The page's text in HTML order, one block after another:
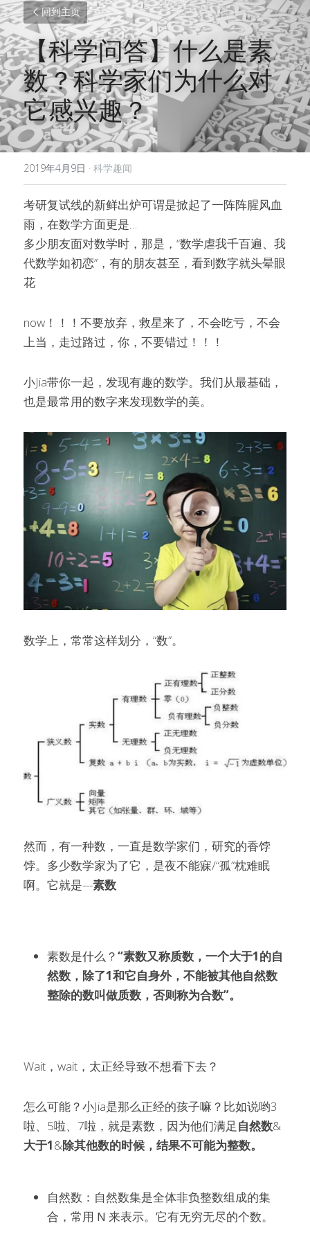
回到主页
【科学问答】什么是素
数？科学家们为什么对
它感兴趣？
2019年4月9日 · 科学趣闻
考研复试线的新鲜出炉可谓是掀起了一阵阵腥风血
雨，在数学方面更是…
多少朋友面对数学时，那是，“数学虐我千百遍、我
代数学如初恋”，有的朋友甚至，看到数字就头晕眼
花
now！！！不要放弃，救星来了，不会吃亏，不会
上当，走过路过，你，不要错过！！！
小Jia带你一起，发现有趣的数学。我们从最基础，
也是最常用的数字来发现数学的美。
数学上，常常这样划分，“数”。
然而，有一种数，一直是数学家们，研究的香饽
饽。多少数学家为了它，是夜不能寐/“孤”枕难眠
啊。它就是---素数
素数是什么？“素数又称质数， 一个大于1的自
然数， 除了1和它自身外， 不能被其他自然数
整除的数叫做质数，否则称为合数”。
Wait，wait，太正经导致不想看下去？
怎么可能？小Jia是那么正经的孩子嘛？比如说哟3
啦、5啦、7啦，就是素数，因为他们满足自然数&
大于1&除其他数的时候，结果不可能为整数。
自然数：自然数集是全体非负整数组成的集
合，常用 N 来表示。它有无穷无尽的个数。